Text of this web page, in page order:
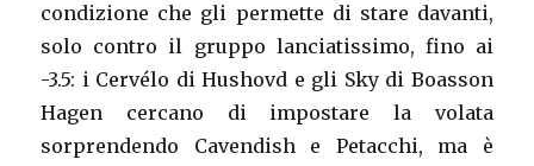
condizione che gli permette di stare davanti,
solo contro il gruppo lanciatissimo, fino ai
-3.5: i Cervélo di Hushovd e gli Sky di Boasson
Hagen cercano di impostare la volata
sorprendendo Cavendish e Petacchi, ma è